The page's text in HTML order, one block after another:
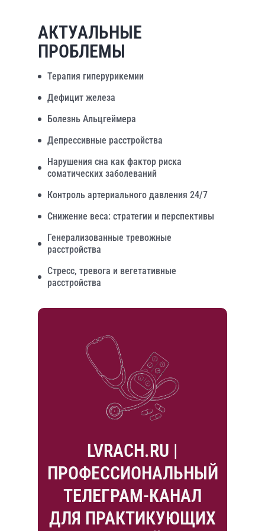
АКТУАЛЬНЫЕ
ПРОБЛЕМЫ
Терапия гиперурикемии
Дефицит железа
Болезнь Альцгеймера
Депрессивные расстройства
Нарушения сна как фактор риска
соматических заболеваний
Контроль артериального давления 24/7
Снижение веса: стратегии и перспективы
Генерализованные тревожные
расстройства
Стресс, тревога и вегетативные
расстройства
LVRACH.RU |
ПРОФЕССИОНАЛЬНЫЙ
ТЕЛЕГРАМ-КАНАЛ
ДЛЯ ПРАКТИКУЮЩИХ